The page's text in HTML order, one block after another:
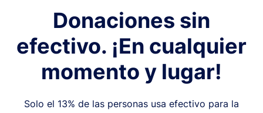
Donaciones sin
efectivo. ¡En cualquier
momento y lugar!
Solo el 13% de las personas usa efectivo para la